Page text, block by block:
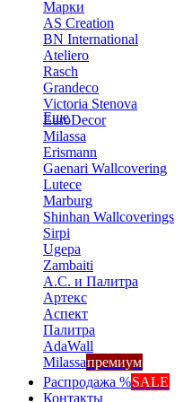
Марки
AS Creation
BN International
Ateliero
Rasch
Grandeco
Victoria Stenova
EuroDecor
Milassa
Erismann
Gaenari Wallcovering
Lutece
Marburg
Shinhan Wallcoverings
Sirpi
Ugepa
Zambaiti
А.С. и Палитра
Артекс
Аспект
Палитра
AdaWall
Milassaпремиум
Еще
Распродажа %SALE
Контакты